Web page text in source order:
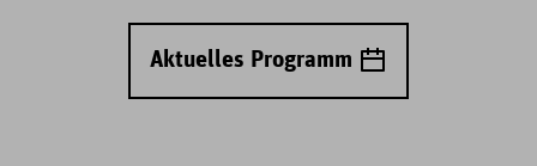
Aktuelles Programm